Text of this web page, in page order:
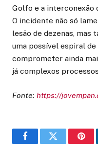
Golfo e a interconexão
O incidente não só
lesão de dezenas, mas
uma possível espiral
comprometer ainda
já complexos
Fonte: https://
FacebookTwitter